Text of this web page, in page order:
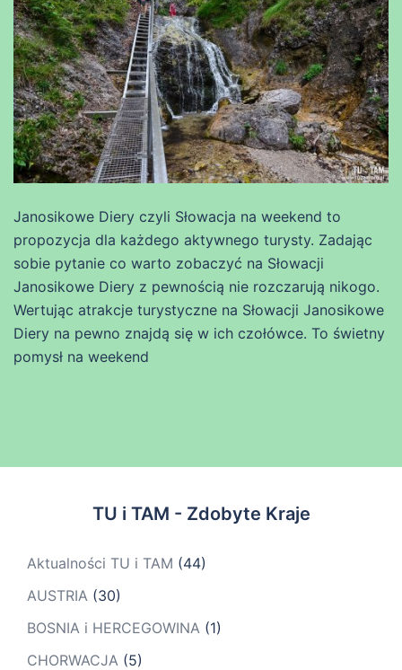
Janosikowe Diery czyli Słowacja na weekend to
propozycja dla każdego aktywnego turysty. Zadając
sobie pytanie co warto zobaczyć na Słowacji
Janosikowe Diery z pewnością nie rozczarują nikogo.
Wertując atrakcje turystyczne na Słowacji Janosikowe
Diery na pewno znajdą się w ich czołówce. To świetny
pomysł na weekend
TU i TAM - Zdobyte Kraje
Aktualności TU i TAM (44)
AUSTRIA (30)
BOSNIA i HERCEGOWINA (1)
CHORWACJA (5)